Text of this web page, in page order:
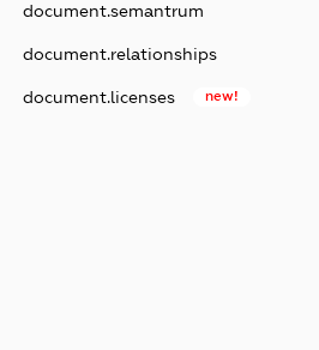
document.semantrum
document.relationships
document.licenses new!